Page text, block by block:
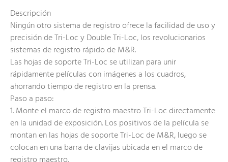
Descripción
Ningún otro sistema de registro ofrece la facilidad de uso y
precisión de Tri-Loc y Double Tri-Loc, los revolucionarios
sistemas de registro rápido de M&R.
Las hojas de soporte Tri-Loc se utilizan para unir
rápidamente películas con imágenes a los cuadros,
ahorrando tiempo de registro en la prensa.
Paso a paso:
1. Monte el marco de registro maestro Tri-Loc directamente
en la unidad de exposición. Los positivos de la película se
montan en las hojas de soporte Tri-Loc de M&R, luego se
colocan en una barra de clavijas ubicada en el marco de